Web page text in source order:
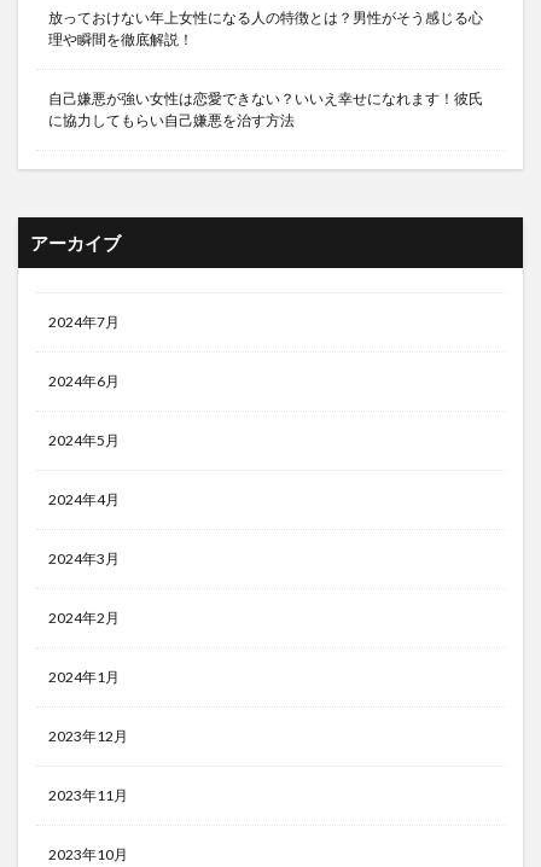
放っておけない年上女性になる人の特徴とは？男性がそう感じる心
理や瞬間を徹底解説！
自己嫌悪が強い女性は恋愛できない？いいえ幸せになれます！彼氏
に協力してもらい自己嫌悪を治す方法
アーカイブ
2024年7月
2024年6月
2024年5月
2024年4月
2024年3月
2024年2月
2024年1月
2023年12月
2023年11月
2023年10月